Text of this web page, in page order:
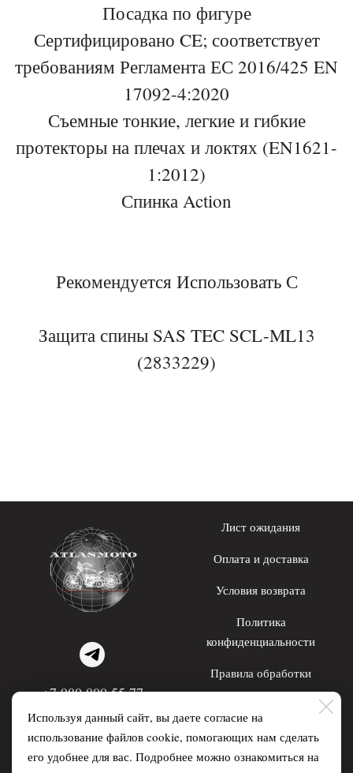
Посадка по фигуре
Сертифицировано CE; соответствует
требованиям Регламента ЕС 2016/425 EN
17092-4:2020
Съемные тонкие, легкие и гибкие
протекторы на плечах и локтях (EN1621-
1:2012)
Спинка Action
Рекомендуется Использовать С
Защита спины SAS TEC SCL-ML13
(2833229)
Используя данный сайт, вы даете согласие на
использование файлов cookie, помогающих нам сделать
его удобнее для вас. Подробнее можно ознакомиться на
+7 980 800 55 77
WhatsApp; Telegram
Лист ожидания
Оплата и доставка
Условия возврата
Политика
конфиденциальности
Правила обработки
персональных данных